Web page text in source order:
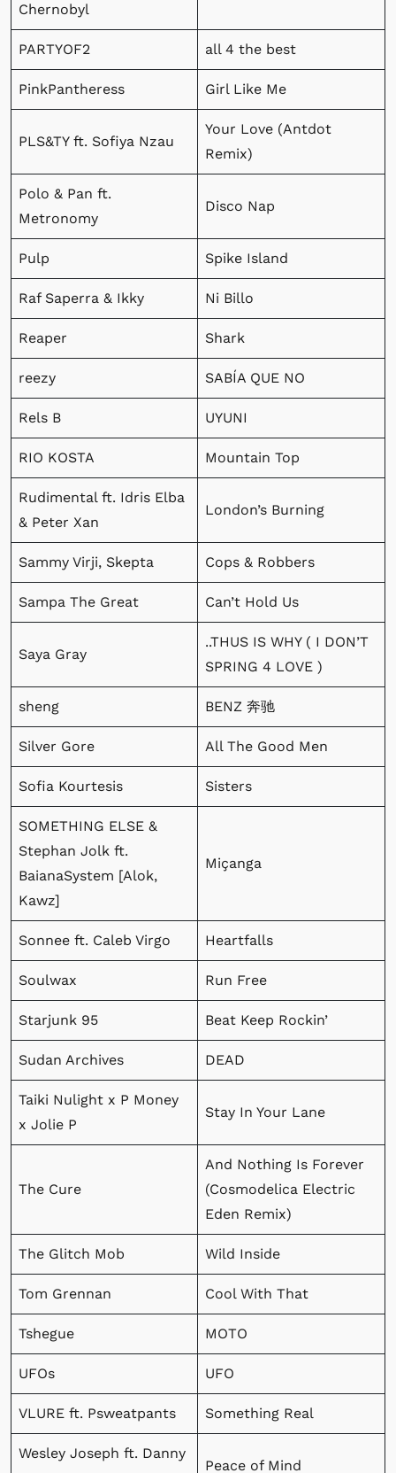
Chernobyl
PARTYOF2 all 4 the best
PinkPantheress Girl Like Me
PLS&TY ft. Sofiya Nzau
Your Love (Antdot
Remix)
Polo & Pan ft.
Metronomy
Disco Nap
Pulp Spike Island
Raf Saperra & Ikky Ni Billo
Reaper Shark
reezy SABÍA QUE NO
Rels B UYUNI
RIO KOSTA Mountain Top
Rudimental ft. Idris Elba
& Peter Xan
London’s Burning
Sammy Virji, Skepta Cops & Robbers
Sampa The Great Can’t Hold Us
Saya Gray
..THUS IS WHY ( I DON’T
SPRING 4 LOVE )
sheng BENZ 奔驰
Silver Gore All The Good Men
Sofia Kourtesis Sisters
SOMETHING ELSE &
Stephan Jolk ft.
BaianaSystem [Alok,
Kawz]
Miçanga
Sonnee ft. Caleb Virgo Heartfalls
Soulwax Run Free
Starjunk 95 Beat Keep Rockin’
Sudan Archives DEAD
Taiki Nulight x P Money
x Jolie P
Stay In Your Lane
The Cure
And Nothing Is Forever
(Cosmodelica Electric
Eden Remix)
The Glitch Mob Wild Inside
Tom Grennan Cool With That
Tshegue MOTO
UFOs UFO
VLURE ft. Psweatpants Something Real
Wesley Joseph ft. Danny
Peace of Mind